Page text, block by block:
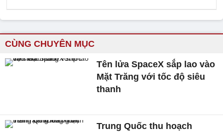
CÙNG CHUYÊN MỤC
Tên lửa SpaceX sắp lao vào
Mặt Trăng với tốc độ siêu
thanh
Trung Quốc thu hoạch